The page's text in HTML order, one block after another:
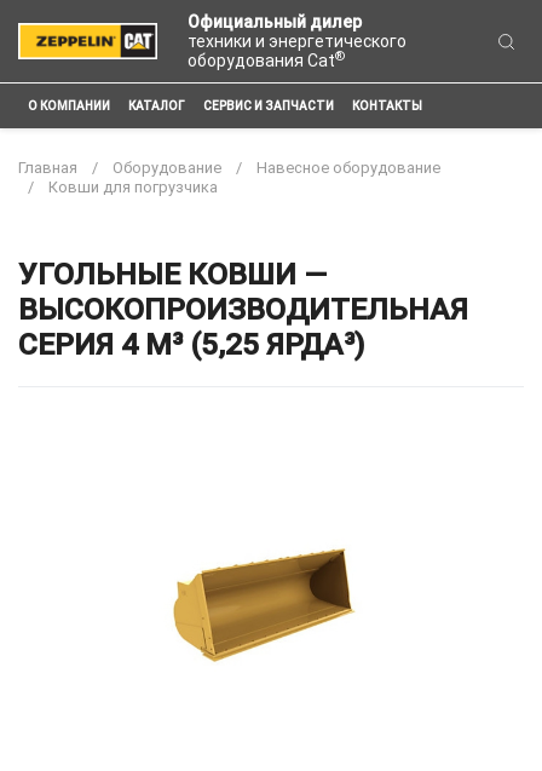
Официальный дилер
техники и энергетического
оборудования Cat®
О КОМПАНИИ КАТАЛОГ СЕРВИС И ЗАПЧАСТИ КОНТАКТЫ
Главная Оборудование
Навесное оборудование
Ковши для погрузчика
УГОЛЬНЫЕ КОВШИ —
ВЫСОКОПРОИЗВОДИТЕЛЬНАЯ
СЕРИЯ 4 М³ (5,25 ЯРДА³)